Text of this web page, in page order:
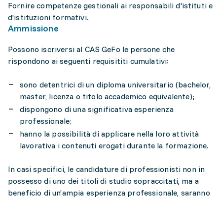
Fornire competenze gestionali ai responsabili d'istituti e
d'istituzioni formativi.
Ammissione
Possono iscriversi al CAS GeFo le persone che
rispondono ai seguenti requisititi cumulativi:
sono detentrici di un diploma universitario (bachelor,
master, licenza o titolo accademico equivalente);
dispongono di una significativa esperienza
professionale;
hanno la possibilità di applicare nella loro attività
lavorativa i contenuti erogati durante la formazione.
In casi specifici, le candidature di professionisti non in
possesso di uno dei titoli di studio sopraccitati, ma a
beneficio di un’ampia esperienza professionale, saranno